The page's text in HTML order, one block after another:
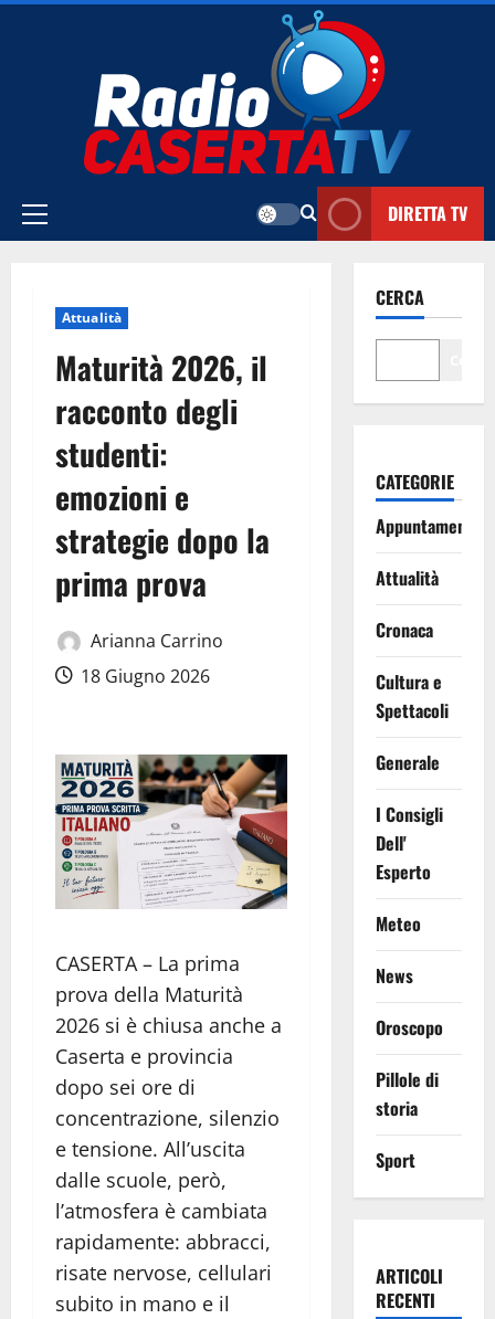
Vai
Menu
DIRETTA TV
Attualità
Maturità 2026, il
racconto degli
studenti:
emozioni e
strategie dopo la
prima prova
Arianna Carrino
18 Giugno 2026
CASERTA – La prima
prova della Maturità
2026 si è chiusa anche a
Caserta e provincia
dopo sei ore di
concentrazione, silenzio
e tensione. All’uscita
dalle scuole, però,
l’atmosfera è cambiata
rapidamente: abbracci,
risate nervose, cellulari
subito in mano e il
CERCA
CATEGORIE
Appuntamenti
Attualità
Cronaca
Cultura e
Spettacoli
Generale
I Consigli
Dell'
Esperto
Meteo
News
Oroscopo
Pillole di
storia
Sport
ARTICOLI
RECENTI